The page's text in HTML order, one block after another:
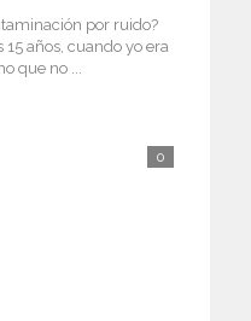
por ruido?
años, cuando yo era
que no ...
0